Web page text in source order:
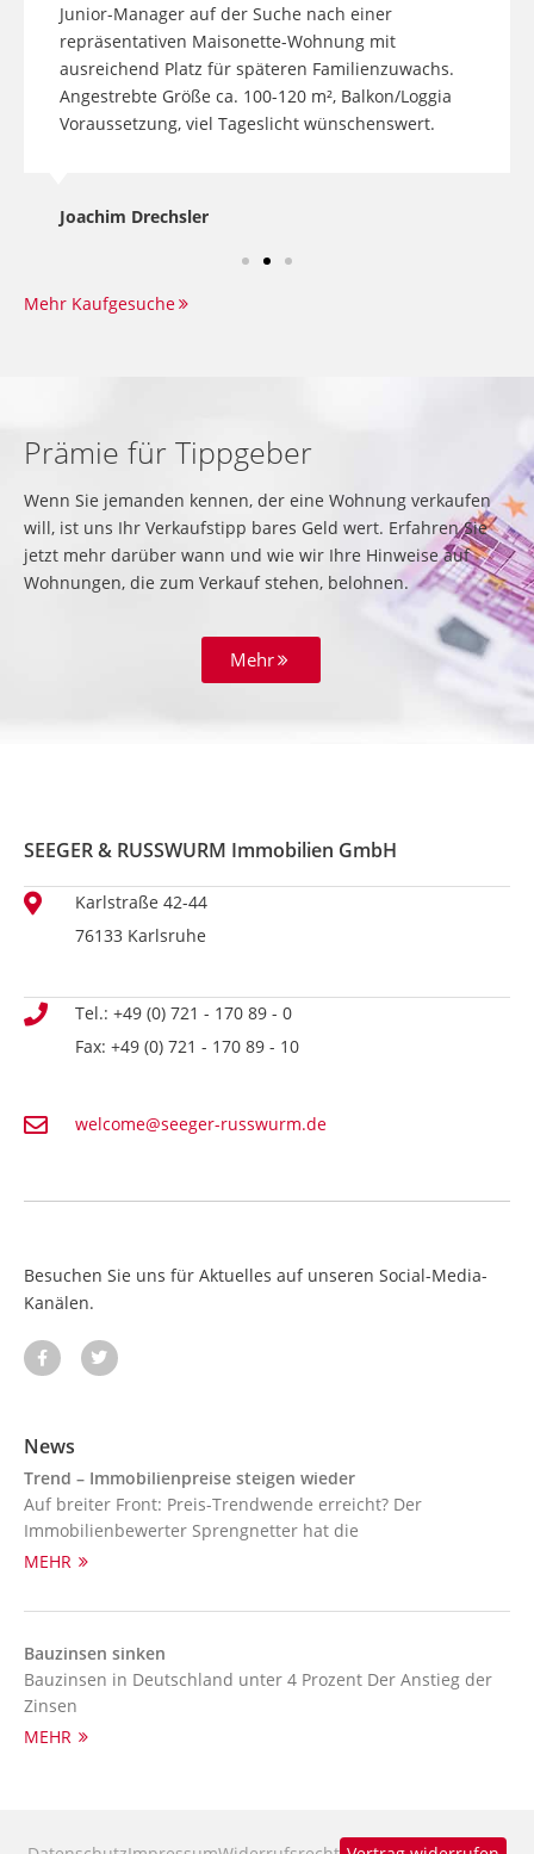
Junior-Manager auf der Suche nach einer
repräsentativen Maisonette-Wohnung mit
ausreichend Platz für späteren Familienzuwachs.
Angestrebte Größe ca. 100-120 m², Balkon/Loggia
Voraussetzung, viel Tageslicht wünschenswert.
Joachim Drechsler
Mehr Kaufgesuche
Prämie für Tippgeber
Wenn Sie jemanden kennen, der eine Wohnung verkaufen
will, ist uns Ihr Verkaufstipp bares Geld wert. Erfahren Sie
jetzt mehr darüber wann und wie wir Ihre Hinweise auf
Wohnungen, die zum Verkauf stehen, belohnen.
Mehr
SEEGER & RUSSWURM Immobilien GmbH
Karlstraße 42-44
76133 Karlsruhe
Tel.: +49 (0) 721 - 170 89 - 0
Fax: +49 (0) 721 - 170 89 - 10
welcome@seeger-russwurm.de
Besuchen Sie uns für Aktuelles auf unseren Social-Media-
Kanälen.
News
Trend – Immobilienpreise steigen wieder
Auf breiter Front: Preis-Trendwende erreicht? Der
Immobilienbewerter Sprengnetter hat die
MEHR
Bauzinsen sinken
Bauzinsen in Deutschland unter 4 Prozent Der Anstieg der
Zinsen
MEHR